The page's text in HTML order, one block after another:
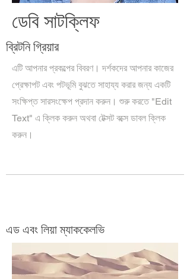
ডেবি সাটক্লিফ
ব্রিটনি গ্রিয়ার
এটি আপনার প্রকল্পের বিবরণ। দর্শকদের আপনার কাজের
প্রেক্ষাপট এবং পটভূমি বুঝতে সাহায্য করার জন্য একটি
সংক্ষিপ্ত সারসংক্ষেপ প্রদান করুন। শুরু করতে "Edit
Text" এ ক্লিক করুন অথবা টেক্সট বক্সে ডাবল ক্লিক
করুন।
এড এবং লিয়া ম্যাককেলভি